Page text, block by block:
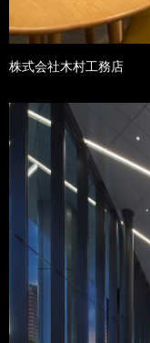
株式会社木村工務店